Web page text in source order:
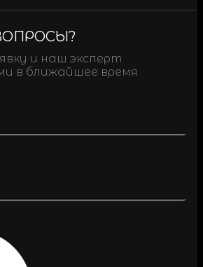
и наш эксперт
в ближайшее время